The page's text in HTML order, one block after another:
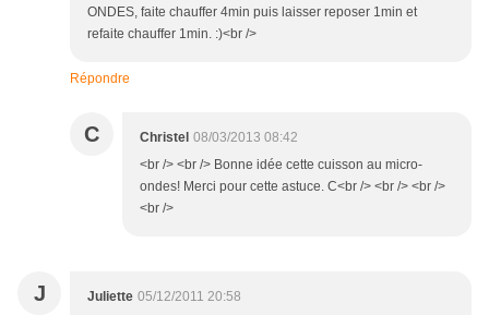
ONDES, faite chauffer 4min puis laisser reposer 1min et
refaite chauffer 1min. :)<br />
Répondre
C Christel 08/03/2013 08:42
<br /> <br /> Bonne idée cette cuisson au micro-
ondes! Merci pour cette astuce. C<br /> <br /> <br />
<br />
J Juliette 05/12/2011 20:58